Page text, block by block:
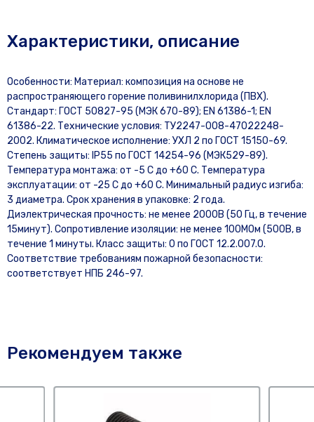
Характеристики, описание
Особенности: Материал: композиция на основе не
распространяющего горение поливинилхлорида (ПВХ).
Стандарт: ГОСТ 50827-95 (МЭК 670-89); EN 61386-1; EN
61386-22. Технические условия: ТУ2247-008-47022248-
2002. Климатическое исполнение: УХЛ 2 по ГОСТ 15150-69.
Степень защиты: IP55 по ГОСТ 14254-96 (МЭК529-89).
Температура монтажа: от -5 С до +60 С. Температура
эксплуатации: от -25 С до +60 С. Минимальный радиус изгиба:
3 диаметра. Срок хранения в упаковке: 2 года.
Диэлектрическая прочность: не менее 2000В (50 Гц, в течение
15минут). Сопротивление изоляции: не менее 100МОм (500В, в
течение 1 минуты. Класс защиты: 0 по ГОСТ 12.2.007.0.
Соответствие требованиям пожарной безопасности:
соответствует НПБ 246-97.
Рекомендуем также